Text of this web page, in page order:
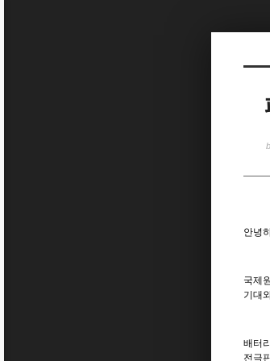
안녕
국제
기대
배터
전극
Sketchbook5, 스케치북5
Sketchbook5, 스케치북5